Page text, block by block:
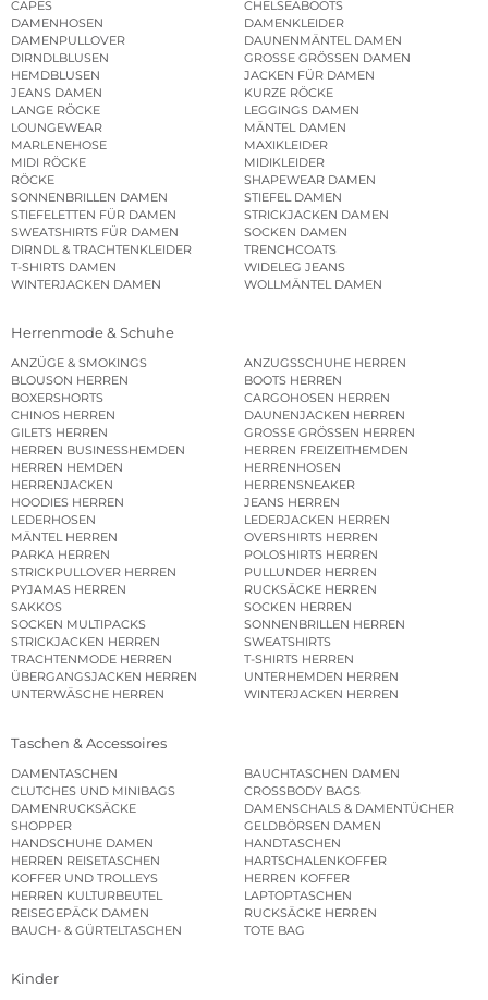
CAPES
CHELSEABOOTS
DAMENHOSEN
DAMENKLEIDER
DAMENPULLOVER
DAUNENMÄNTEL DAMEN
DIRNDLBLUSEN
GROSSE GRÖSSEN DAMEN
HEMDBLUSEN
JACKEN FÜR DAMEN
JEANS DAMEN
KURZE RÖCKE
LANGE RÖCKE
LEGGINGS DAMEN
LOUNGEWEAR
MÄNTEL DAMEN
MARLENEHOSE
MAXIKLEIDER
MIDI RÖCKE
MIDIKLEIDER
RÖCKE
SHAPEWEAR DAMEN
SONNENBRILLEN DAMEN
STIEFEL DAMEN
STIEFELETTEN FÜR DAMEN
STRICKJACKEN DAMEN
SWEATSHIRTS FÜR DAMEN
SOCKEN DAMEN
DIRNDL & TRACHTENKLEIDER
TRENCHCOATS
T-SHIRTS DAMEN
WIDELEG JEANS
WINTERJACKEN DAMEN
WOLLMÄNTEL DAMEN
Herrenmode & Schuhe
ANZÜGE & SMOKINGS
ANZUGSSCHUHE HERREN
BLOUSON HERREN
BOOTS HERREN
BOXERSHORTS
CARGOHOSEN HERREN
CHINOS HERREN
DAUNENJACKEN HERREN
GILETS HERREN
GROSSE GRÖSSEN HERREN
HERREN BUSINESSHEMDEN
HERREN FREIZEITHEMDEN
HERREN HEMDEN
HERRENHOSEN
HERRENJACKEN
HERRENSNEAKER
HOODIES HERREN
JEANS HERREN
LEDERHOSEN
LEDERJACKEN HERREN
MÄNTEL HERREN
OVERSHIRTS HERREN
PARKA HERREN
POLOSHIRTS HERREN
STRICKPULLOVER HERREN
PULLUNDER HERREN
PYJAMAS HERREN
RUCKSÄCKE HERREN
SAKKOS
SOCKEN HERREN
SOCKEN MULTIPACKS
SONNENBRILLEN HERREN
STRICKJACKEN HERREN
SWEATSHIRTS
TRACHTENMODE HERREN
T-SHIRTS HERREN
ÜBERGANGSJACKEN HERREN
UNTERHEMDEN HERREN
UNTERWÄSCHE HERREN
WINTERJACKEN HERREN
Taschen & Accessoires
DAMENTASCHEN
BAUCHTASCHEN DAMEN
CLUTCHES UND MINIBAGS
CROSSBODY BAGS
DAMENRUCKSÄCKE
DAMENSCHALS & DAMENTÜCHER
SHOPPER
GELDBÖRSEN DAMEN
HANDSCHUHE DAMEN
HANDTASCHEN
HERREN REISETASCHEN
HARTSCHALENKOFFER
KOFFER UND TROLLEYS
HERREN KOFFER
HERREN KULTURBEUTEL
LAPTOPTASCHEN
REISEGEPÄCK DAMEN
RUCKSÄCKE HERREN
BAUCH- & GÜRTELTASCHEN
TOTE BAG
Kinder